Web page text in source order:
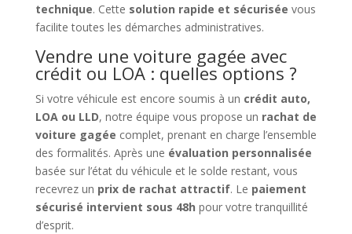
technique. Cette solution rapide et sécurisée vous
facilite toutes les démarches administratives.
Vendre une voiture gagée avec
crédit ou LOA : quelles options ?
Si votre véhicule est encore soumis à un crédit auto,
LOA ou LLD, notre équipe vous propose un rachat de
voiture gagée complet, prenant en charge l’ensemble
des formalités. Après une évaluation personnalisée
basée sur l’état du véhicule et le solde restant, vous
recevrez un prix de rachat attractif. Le paiement
sécurisé intervient sous 48h pour votre tranquillité
d’esprit.